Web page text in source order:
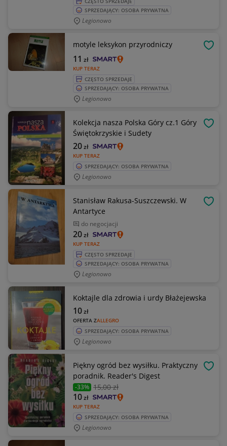
SPRZEDAJĄCY: OSOBA PRYWATNA
Legionowo
motyle leksykon przyrodniczy
KUP TERAZ
11 zł
CZĘSTO SPRZEDAJE
SPRZEDAJĄCY: OSOBA PRYWATNA
Legionowo
Kolekcja nasza Polska Góry cz.1 Góry
Świętokrzyskie i Sudety
KUP TERAZ
20zł
SPRZEDAJĄCY: OSOBA PRYWATNA
Legionowo
Stanisław Rakusa-Suszczewski. W
Antartyce
do negocjacji
KUP TERAZ
20zł
CZĘSTO SPRZEDAJE
SPRZEDAJĄCY: OSOBA PRYWATNA
Legionowo
Koktajle dla zdrowia i urdy Błażejewska
OFERTA ZALLEGRO
10zł
SPRZEDAJĄCY: OSOBA PRYWATNA
Legionowo
Piękny ogród bez wysiłku. Praktyczny
poradnik. Reader's Digest
-33% 15,00 zł
KUP TERAZ
10zł
SPRZEDAJĄCY: OSOBA PRYWATNA
Legionowo